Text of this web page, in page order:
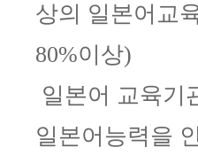
상의 일본어교
80%이상)
일본어 교육기
일본어능력을